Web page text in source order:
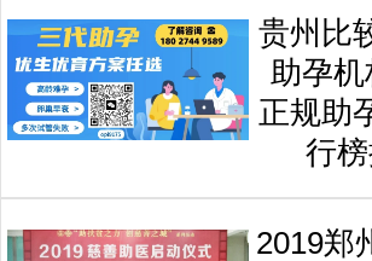
贵州比
助孕机
正规助
行
2019郑